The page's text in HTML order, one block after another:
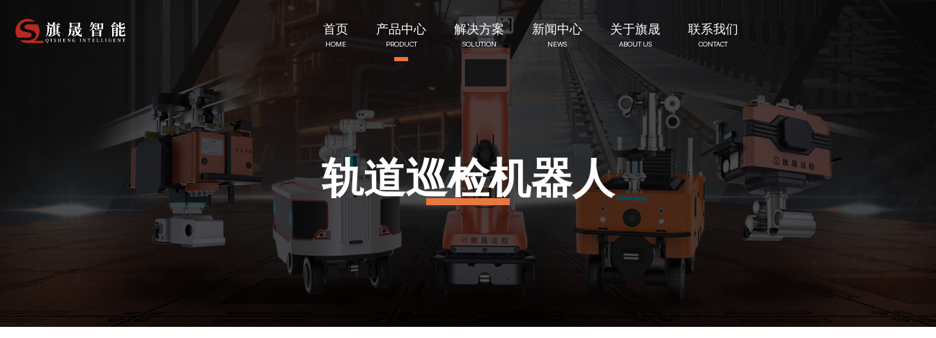
首页
HOME
产品中心
PRODUCT
解决方案
SOLUTION
新闻中心
NEWS
关于旗晟
ABOUT US
联系我们
CONTACT
轨道巡检机器人